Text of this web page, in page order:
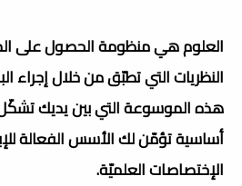
العلوم هي منظومة الحصول على
النظريات التي تطبّق من خلال إجراء
هذه الموسوعة التي بين يديك
أساسية تؤمّن لك الأسس الفعالة
الإختصاصات العلميّة.